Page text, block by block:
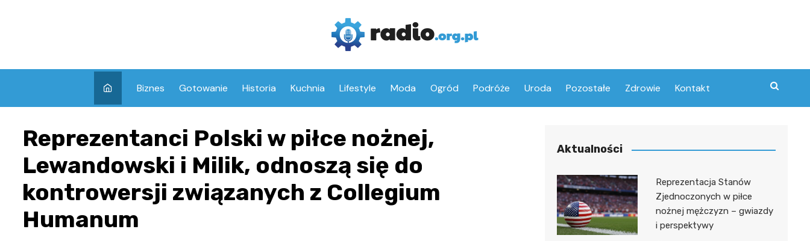
Biznes Gotowanie Historia Kuchnia Lifestyle Moda Ogród Podróże Uroda Pozostałe Zdrowie Kontakt
Reprezentanci Polski w piłce nożnej,
Lewandowski i Milik, odnoszą się do
kontrowersji związanych z Collegium
Humanum
Aktualności
Reprezentacja Stanów
Zjednoczonych w piłce
nożnej mężczyzn – gwiazdy
i perspektywy